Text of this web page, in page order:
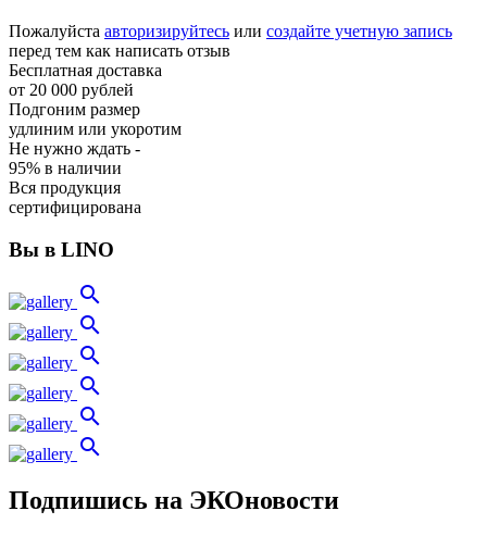
Пожалуйста авторизируйтесь или создайте учетную запись
перед тем как написать отзыв
Бесплатная доставка
от 20 000 рублей
Подгоним размер
удлиним или укоротим
Не нужно ждать -
95% в наличии
Вся продукция
сертифицирована
Вы в LINO
search
search
search
search
search
search
Подпишись на ЭКОновости